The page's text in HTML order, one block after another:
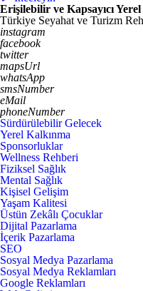
Erişilebilir ve Kapsayıcı
Türkiye Seyahat ve Turizm
instagram
facebook
twitter
mapsUrl
whatsApp
smsNumber
eMail
phoneNumber
Sürdürülebilir Gelecek
Yerel Kalkınma
Sponsorluklar
Wellness Rehberi
Fiziksel Sağlık
Mental Sağlık
Kişisel Gelişim
Yaşam Kalitesi
Üstün Zekâlı Çocuklar
Dijital Pazarlama
İçerik Pazarlama
SEO
Sosyal Medya Pazarlama
Sosyal Medya Reklamları
Google Reklamları